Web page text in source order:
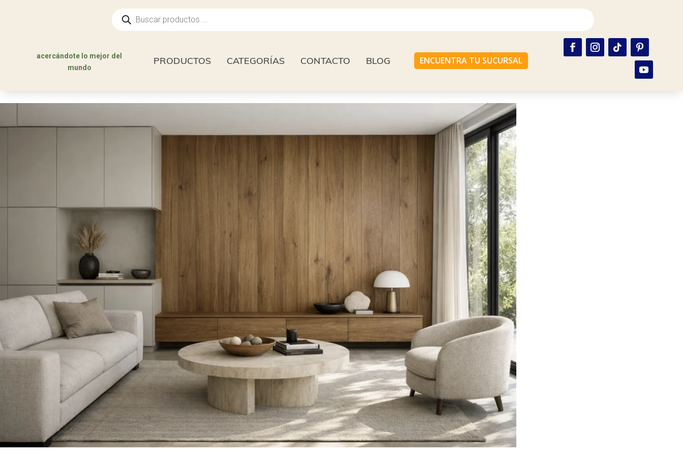
Búsqueda
de
productos
acercándote lo mejor del
mundo
PRODUCTOS CATEGORÍAS CONTACTO BLOG ENCUENTRA TU SUCURSAL